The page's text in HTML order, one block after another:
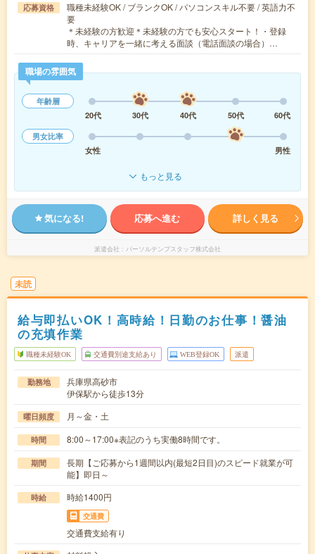
応募資格
職種未経験OK / ブランクOK / パソコンスキル不要 / 英語力不
要
＊未経験の方歓迎＊未経験の方でも安心スタート！・登録
時、キャリアを一緒に考える面談（電話面談の場合）…
職場の雰囲気
年齢層
20代
30代 40代 50代
60代
男女比率
女性
男性
もっと見る
気になる! 応募へ進む 詳しく見る
派遣会社 パーソルテンプスタッフ株式会社
未読
給与即払いOK！高時給！日勤のお仕事！醤油
の充填作業
職種未経験OK 交通費別途支給あり WEB登録OK 派遣
勤務地
兵庫県高砂市
伊保駅から徒歩13分
曜日頻度 月～金・土
時間 8:00～17:00※表記のうち実働8時間です。
期間
長期【ご応募から1週間以内(最短2日目)のスピード就業が可
能】即日～
時給 時給1400円
交通費
交通費支給有り